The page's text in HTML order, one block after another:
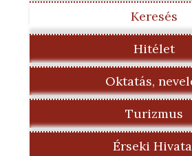
Keresés
Hitélet
Oktatás,
Turizmus
Érseki